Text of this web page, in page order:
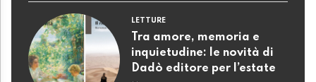
LETTURE
Tra amore, memoria e
inquietudine: le novità di
Dadò editore per l’estate